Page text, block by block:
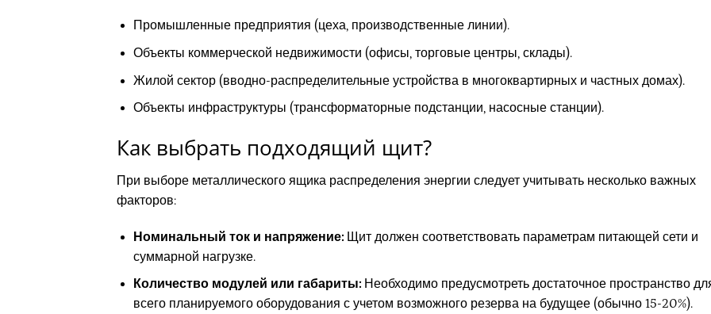
Промышленные предприятия (цеха, производственные линии).
Объекты коммерческой недвижимости (офисы, торговые центры, склады).
Жилой сектор (вводно-распределительные устройства в многоквартирных и частных домах).
Объекты инфраструктуры (трансформаторные подстанции, насосные станции).
Как выбрать подходящий щит?
При выборе металлического ящика распределения энергии следует учитывать несколько важных
факторов:
Номинальный ток и напряжение:Щит должен соответствовать параметрам питающей сети и
суммарной нагрузке.
Количество модулей или габариты:Необходимо предусмотреть достаточное пространство
всего планируемого оборудования с учетом возможного резерва на будущее (обычно 15-20%).